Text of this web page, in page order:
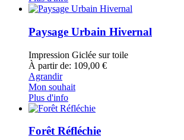
Paysage Urbain Hivernal
Impression Giclée sur toile
À partir de: 109,00 €
Agrandir
Mon souhait
Plus d'info
Forêt Réfléchie